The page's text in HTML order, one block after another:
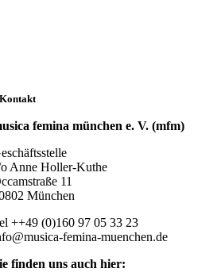
Kontakt
femina münchen e. V. (mfm)
Anne Holler-Kuthe
11
München
++49 (0)160 97 05 33 23
femina-muenchen.de
finden uns auch hier: